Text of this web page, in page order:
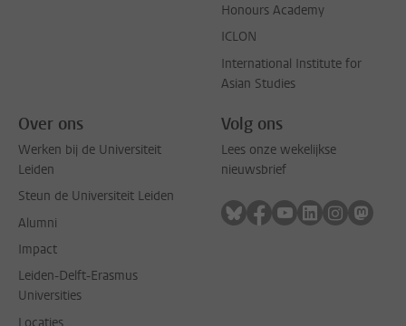
Honours Academy
ICLON
International Institute for
Asian Studies
Over ons
Werken bij de Universiteit
Leiden
Steun de Universiteit Leiden
Alumni
Impact
Leiden-Delft-Erasmus
Universities
Locaties
Volg ons
Lees onze wekelijkse
nieuwsbrief
Volg ons op bluesky
Volg ons op facebook
Volg ons op
Volg ons op
Volg ons
Volg